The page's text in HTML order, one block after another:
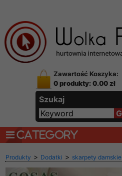
Zawartość Koszyka:
0 produkty: 0.00 zł
Szukaj
CATEGORY
Produkty > Dodatki > skarpety damskie